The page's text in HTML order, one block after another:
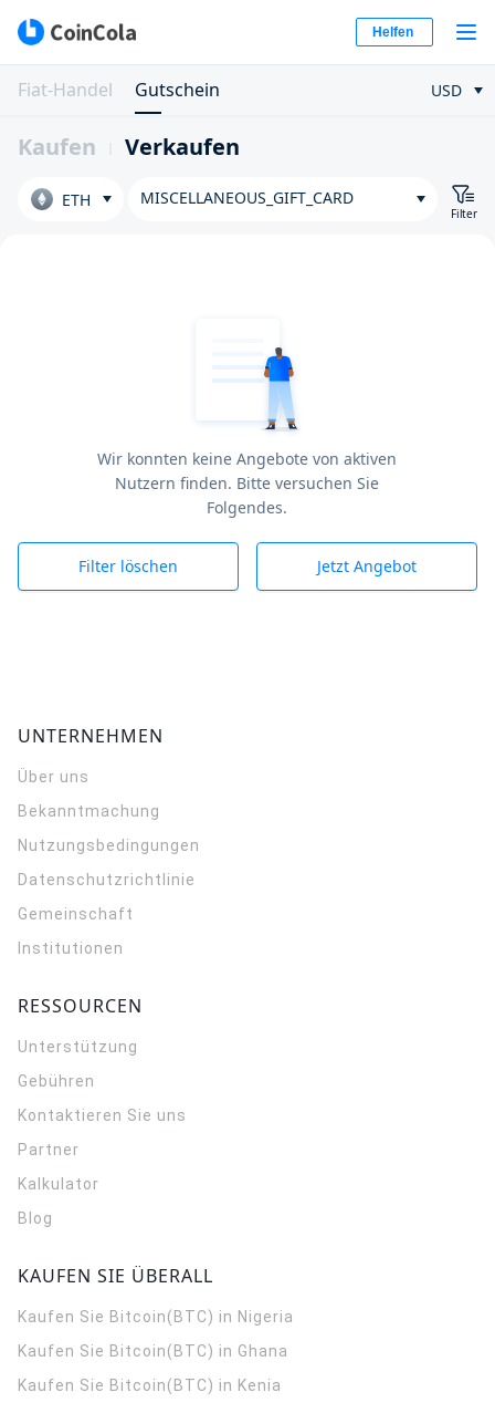
Helfen
Fiat-Handel Gutschein USD
Kaufen Verkaufen
ETH MISCELLANEOUS_GIFT_CARD
Filter
Wir konnten keine Angebote von aktiven
Nutzern finden. Bitte versuchen Sie
Folgendes.
Filter löschen Jetzt Angebot
UNTERNEHMEN
Über uns
Bekanntmachung
Nutzungsbedingungen
Datenschutzrichtlinie
Gemeinschaft
Institutionen
RESSOURCEN
Unterstützung
Gebühren
Kontaktieren Sie uns
Partner
Kalkulator
Blog
KAUFEN SIE ÜBERALL
Kaufen Sie Bitcoin(BTC) in Nigeria
Kaufen Sie Bitcoin(BTC) in Ghana
Kaufen Sie Bitcoin(BTC) in Kenia